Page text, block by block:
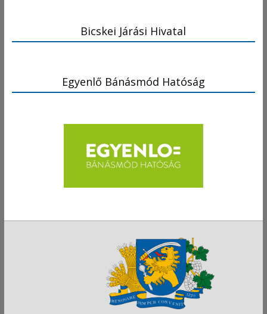
Bicskei Járási Hivatal
Egyenlő Bánásmód Hatóság